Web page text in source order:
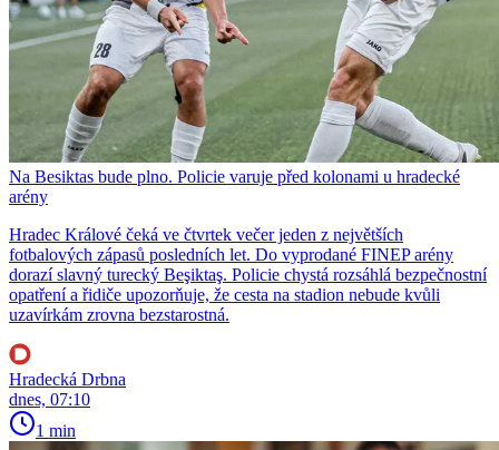
Na Besiktas bude plno. Policie varuje před kolonami u hradecké
arény
Hradec Králové čeká ve čtvrtek večer jeden z největších
fotbalových zápasů posledních let. Do vyprodané FINEP arény
dorazí slavný turecký Beşiktaş. Policie chystá rozsáhlá bezpečnostní
opatření a řidiče upozorňuje, že cesta na stadion nebude kvůli
uzavírkám zrovna bezstarostná.
Hradecká Drbna
dnes, 07:10
1 min